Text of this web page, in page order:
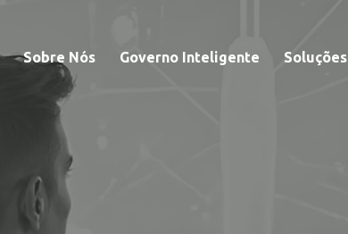
Sobre Nós Governo Inteligente Soluções